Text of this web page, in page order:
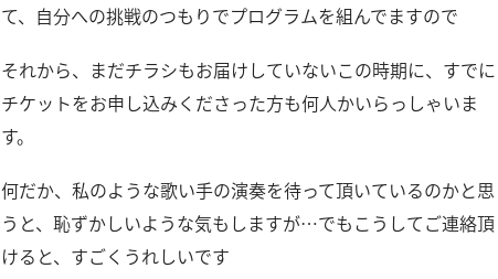
て、自分への挑戦のつもりでプログラムを組んでますので
それから、まだチラシもお届けしていないこの時期に、すでに
チケットをお申し込みくださった方も何人かいらっしゃいま
す。
何だか、私のような歌い手の演奏を待って頂いているのかと思
うと、恥ずかしいような気もしますが…でもこうしてご連絡頂
けると、すごくうれしいです